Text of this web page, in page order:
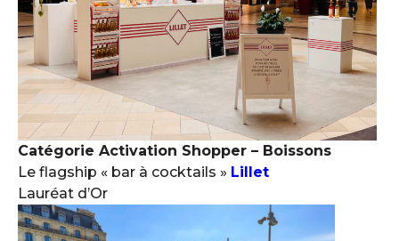
Catégorie Activation Shopper – Boissons
Le flagship « bar à cocktails » Lillet
Lauréat d’Or